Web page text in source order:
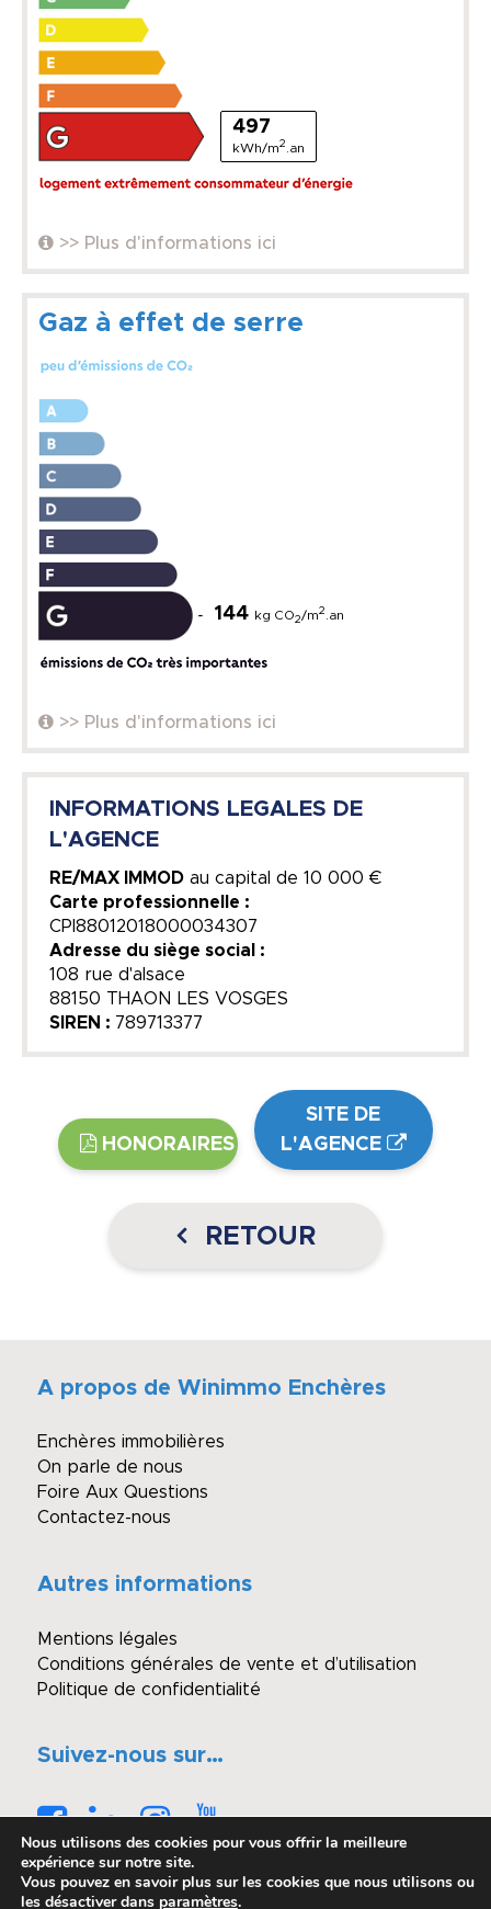
497
kWh/m2 .an
>> Plus d'informations ici
Gaz à effet de serre
144 kg CO2/m2 .an
>> Plus d'informations ici
INFORMATIONS LEGALES DE
L'AGENCE
RE/MAX IMMOD au capital de 10 000 €
Carte professionnelle :
CPI88012018000034307
Adresse du siège social :
108 rue d'alsace
88150 THAON LES VOSGES
SIREN : 789713377
HONORAIRES
SITE DE
L'AGENCE
RETOUR
A propos de Winimmo Enchères
Enchères immobilières
On parle de nous
Foire Aux Questions
Contactez-nous
Autres informations
Mentions légales
Conditions générales de vente et d’utilisation
Politique de confidentialité
Suivez-nous sur…
Nous utilisons des cookies pour vous offrir la meilleure
expérience sur notre site.
Vous pouvez en savoir plus sur les cookies que nous utilisons ou
les désactiver dans paramètres.